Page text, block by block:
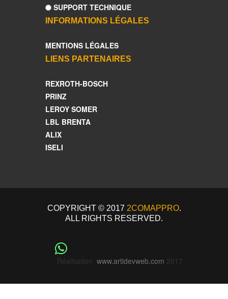
SUPPORT TECHNIQUE
INFORMATIONS LÉGALES
MENTIONS LÉGALES
LIENS PARTENAIRES
REXROTH-BOSCH
PRINZ
LEROY SOMER
LBL BRENTA
ALIX
ISELI
COPYRIGHT © 2017 2COMAPPRO.
ALL RIGHTS RESERVED.
Réalisation www.artidevweb.com 2017